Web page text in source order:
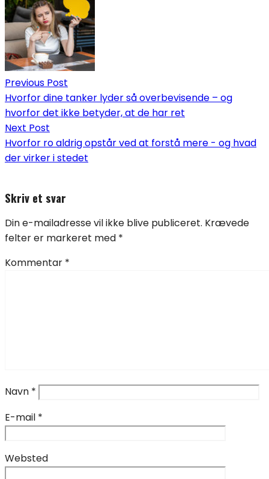
Previous Post
Hvorfor dine tanker lyder så overbevisende – og
hvorfor det ikke betyder, at de har ret
Next Post
Hvorfor ro aldrig opstår ved at forstå mere - og hvad
der virker i stedet
Skriv et svar
Din e-mailadresse vil ikke blive publiceret. Krævede
felter er markeret med *
Kommentar *
Navn *
E-mail *
Websted